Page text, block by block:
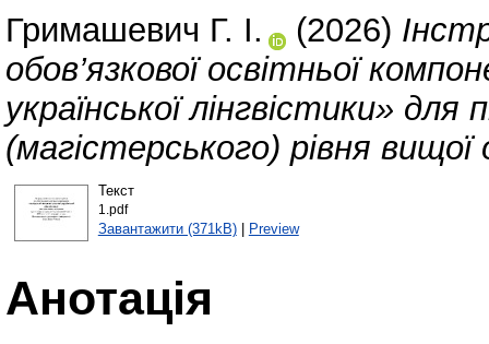
Гримашевич Г. І. (2026)
обов’язкової освітньої
української лінгвістики» для
(магістерського) рівня вищої
Текст
1.pdf
Завантажити (371kB)| Preview
Анотація